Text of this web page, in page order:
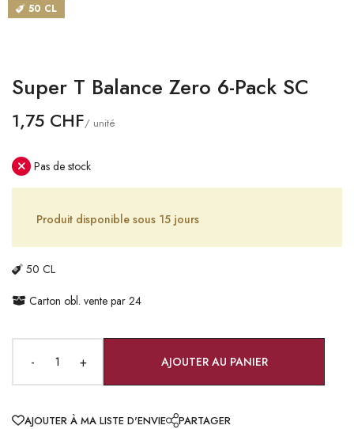
CONTACT
Langue
Devise
50 CL
Super T Balance Zero 6-Pack SC
1,75 CHF/ unité
Pas de stock
Produit disponible sous 15 jours
50 CL
Carton obl. vente par 24
- + AJOUTER AU PANIER
AJOUTER À MA LISTE D'ENVIE PARTAGER